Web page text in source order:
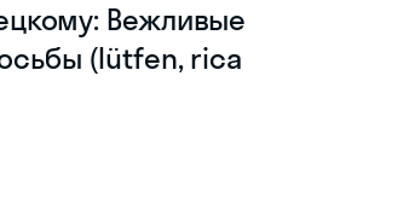
Вежливые
(lütfen, rica